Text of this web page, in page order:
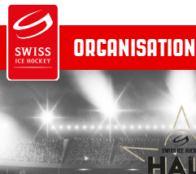
ORGANISATION
ORGANISATION